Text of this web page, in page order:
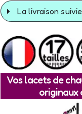
La livraison
Vos lacets de
originaux